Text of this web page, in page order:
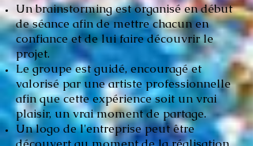
Un brainstorming est organisé en début
de séance afin de mettre chacun en
confiance et de lui faire découvrir le
projet.
Le groupe est guidé, encouragé et
valorisé par une artiste professionnelle
afin que cette expérience soit un vrai
plaisir, un vrai moment de partage.
Un logo de l'entreprise peut être